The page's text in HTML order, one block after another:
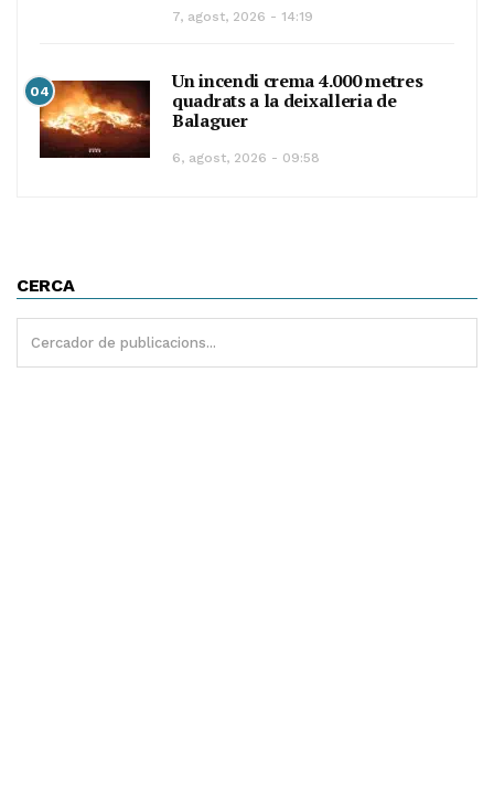
7, agost, 2026 - 14:19
04
Un incendi crema 4.000 metres
quadrats a la deixalleria de
Balaguer
6, agost, 2026 - 09:58
CERCA